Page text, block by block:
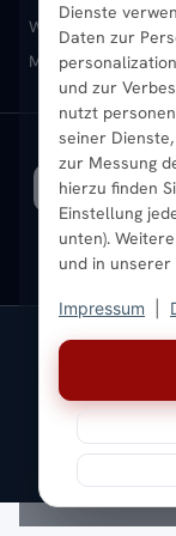
Dienste
Daten zur
und zur
nutzt
seiner
zur Messung
hierzu finden
Einstellung
unten).
und in unserer
Impressum
Heizkörper-
Montageservice
Sendung verfolgen
Karriere
Ratgeber
Bestpreisgarantie
Newsletter
Aktuelle Angebote
Wandheizkörper
Mischbetrieb-
* Alle Preise
Impressum